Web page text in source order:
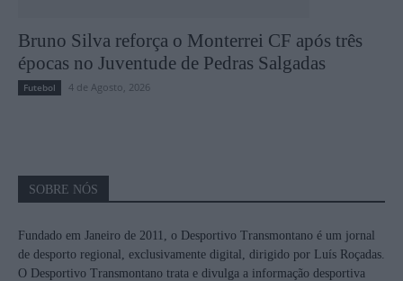
Bruno Silva reforça o Monterrei CF após três
épocas no Juventude de Pedras Salgadas
Futebol 4 de Agosto, 2026
SOBRE NÓS
Fundado em Janeiro de 2011, o Desportivo Transmontano é um jornal
de desporto regional, exclusivamente digital, dirigido por Luís Roçadas.
O Desportivo Transmontano trata e divulga a informação desportiva